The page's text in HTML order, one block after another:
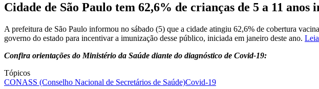
Cidade de São Paulo tem 62,6% de crianças de 5 a 11
A prefeitura de São Paulo informou no sábado (5) que a cidade atingiu 62,6% de cobertura
governo do estado para incentivar a imunização desse público, iniciada em janeiro deste ano.
Confira orientações do Ministério da Saúde diante do diagnóstico de Covid-19:
Tópicos
CONASS (Conselho Nacional de Secretários de Saúde)Covid-19